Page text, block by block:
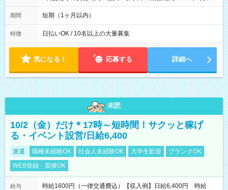
日~2026年10月23日 短期勤務OK! 期間中フル勤務できる方優遇
※週3~5日勤務(勤務日数応相談) ※期間前から勤務スタートも可
り ※夜勤シフトあり
期間 短期（1ヶ月以内）
特徴 日払いOK / 10名以上の大量募集
気になる！ 応募する 詳細へ
未読
10/2（金）だけ＊17時～短時間！サクッと稼げ
る・イベント設営/日給6,400
派遣 職種未経験OK 社会人未経験OK 大学生歓迎
ブランクOK
WEB登録・面接OK
給与
時給1600円（一律交通費込）【収入例】日給6,400円 時給